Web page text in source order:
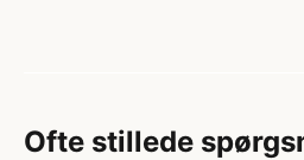
Ofte stillede